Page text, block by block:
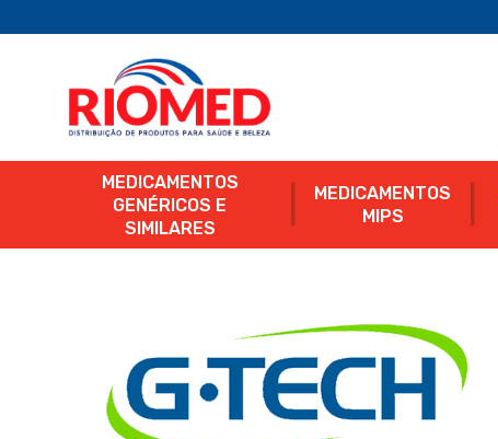
MEDICAMENTOS
GENÉRICOS E
SIMILARES
MEDICAMENTOS
MIPS